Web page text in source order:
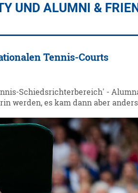
UND ALUMNI &
Tennis-Courts
Schiedsrichterbereich' -
werden, es kam dann aber anders